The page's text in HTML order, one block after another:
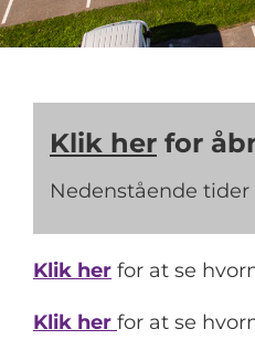
Klik her for
Nedenstående
Klik her for at se
Klik her for at se